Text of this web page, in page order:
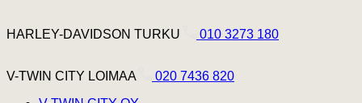
HARLEY-DAVIDSON TURKU
010 3273 180
V-TWIN CITY LOIMAA
020 7436 820